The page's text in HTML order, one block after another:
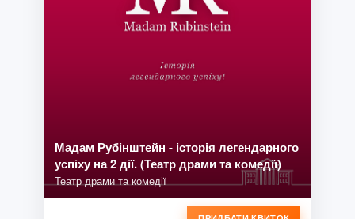
Мадам Рубінштейн - історія легендарного
успіху на 2 дії. (Театр драми та комедії)
Театр драми та комедії